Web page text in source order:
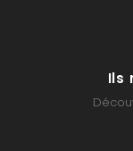
Ils